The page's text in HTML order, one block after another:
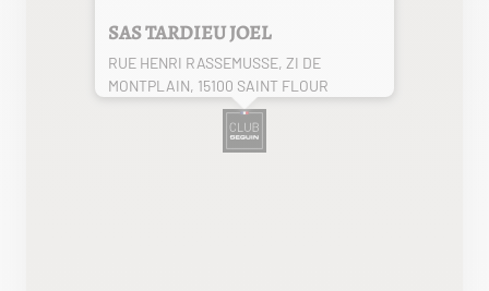
SAS TARDIEU JOEL
RUE HENRI RASSEMUSSE, ZI DE
MONTPLAIN, 15100 SAINT FLOUR